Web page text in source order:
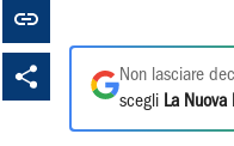
Non lasciare
scegli La Nuova